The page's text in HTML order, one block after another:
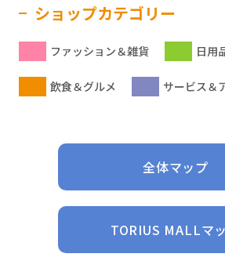
ショップカテゴリー
ファッション＆雑貨 日用
飲食＆グルメ サービス＆
全体マップ
TORIUS MALLマ